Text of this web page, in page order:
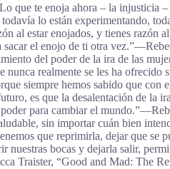
que te enoja ahora – la injusticia
lo están experimentando,
al estar enojados, y tienes razón
el enojo de ti otra
del poder de la ira de las
realmente se les ha
siempre hemos sabido que
es que la desalentación de la
para cambiar el
sin importar cuán bien
que reprimirla, dejar que
bocas y dejarla salir,
Traister, “Good and Mad: The